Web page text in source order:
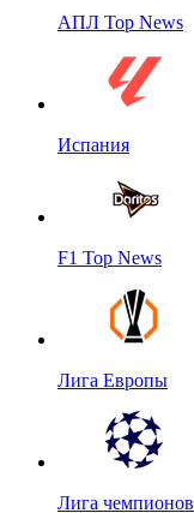
АПЛ Top News
Испания
F1 Top News
Лига Европы
Лига чемпионов